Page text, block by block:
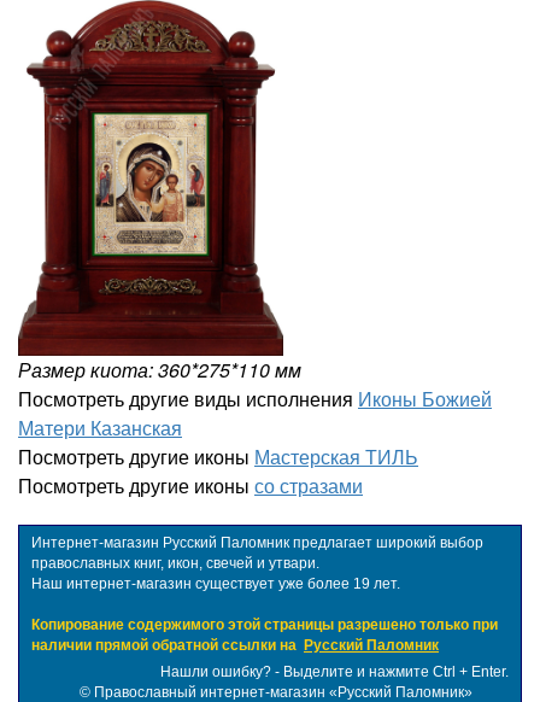
Размер киота: 360*275*110 мм
Посмотреть другие виды исполнения Иконы Божией
Матери Казанская
Посмотреть другие иконы Мастерская ТИЛЬ
Посмотреть другие иконы со стразами
Интернет-магазин Русский Паломник предлагает широкий выбор
православных книг, икон, свечей и утвари.
Наш интернет-магазин существует уже более 19 лет.
Копирование содержимого этой страницы разрешено только при
наличии прямой обратной ссылки на Русский Паломник
Нашли ошибку? - Выделите и нажмите Ctrl + Enter.
© Православный интернет-магазин «Русский Паломник»